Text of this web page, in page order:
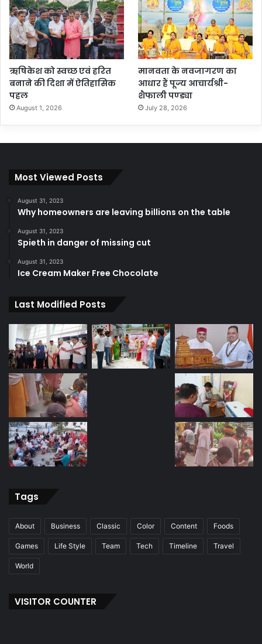
ऋषिकेश को स्वच्छ एवं हरित
बनाने की दिशा में ऐतिहासिक
पहल
August 1, 2026
मानवता के नवजागरण का
आधार हैं पूज्य आचार्यश्री-
शैफाली पण्ड्या
July 28, 2026
Most Viewed Posts
August 31, 2023
Why homeowners are leaving billions on the table
August 31, 2023
Spieth in danger of missing cut
August 31, 2023
Ice Cream Maker Free Chocolate
Last Modified Posts
Tags
About Business Classic Color Content Foods
Games Life Style Team Tech Timeline Travel
World
VISITOR COUNTER